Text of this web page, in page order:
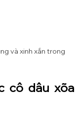
và xinh xắn trong
cô dâu xõa